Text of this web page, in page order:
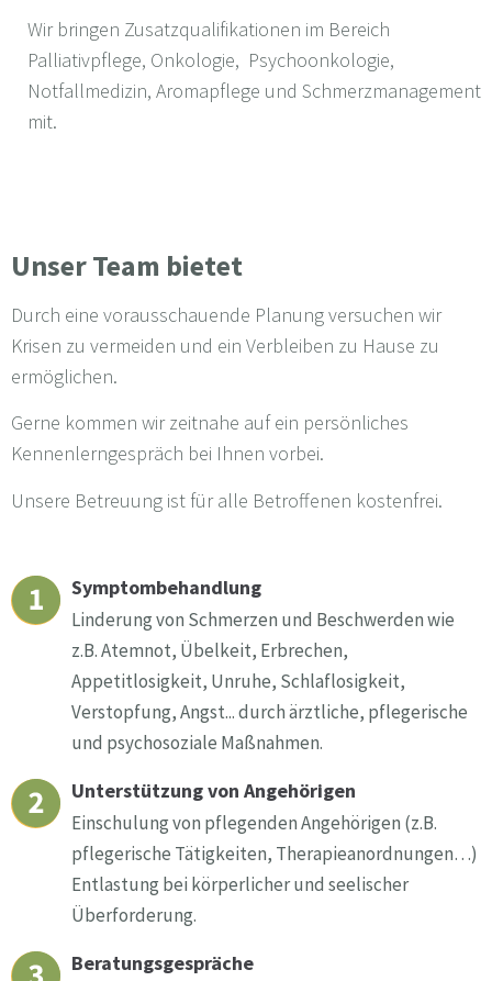
Wir bringen Zusatzqualifikationen im Bereich
Palliativpflege, Onkologie, Psychoonkologie,
Notfallmedizin, Aromapflege und Schmerzmanagement
mit.
Unser Team bietet
Durch eine vorausschauende Planung versuchen wir
Krisen zu vermeiden und ein Verbleiben zu Hause zu
ermöglichen.
Gerne kommen wir zeitnahe auf ein persönliches
Kennenlerngespräch bei Ihnen vorbei.
Unsere Betreuung ist für alle Betroffenen kostenfrei.
Symptombehandlung
Linderung von Schmerzen und Beschwerden wie
z.B. Atemnot, Übelkeit, Erbrechen,
Appetitlosigkeit, Unruhe, Schlaflosigkeit,
Verstopfung, Angst... durch ärztliche, pflegerische
und psychosoziale Maßnahmen.
Unterstützung von Angehörigen
Einschulung von pflegenden Angehörigen (z.B.
pflegerische Tätigkeiten, Therapieanordnungen…)
Entlastung bei körperlicher und seelischer
Überforderung.
Beratungsgespräche